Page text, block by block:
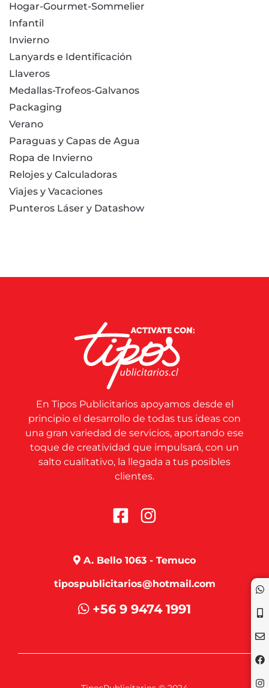
Hogar-Gourmet-Sommelier
Infantil
Invierno
Lanyards e Identificación
Llaveros
Medallas-Trofeos-Galvanos
Packaging
Verano
Paraguas y Capas de Agua
Ropa de Invierno
Relojes y Calculadoras
Viajes y Vacaciones
Punteros Láser y Datashow
En Tipos Publicitarios apoyamos desde el
principio el desarrollo de todas tus ideas con
una gran variedad de servicios, aportando ese
toque de creatividad que impulsará, con un
salto cualitativo, la llegada a tus posibles
clientes.
A. Bello 1063 - Temuco
tipospublicitarios@hotmail.com
+56 9 9474 1991